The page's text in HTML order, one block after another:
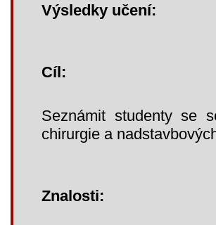
Výsledky učení:
Cíl:
Seznámit studenty se
chirurgie a
Znalosti: